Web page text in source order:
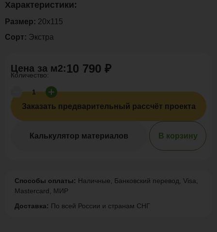
Цена за м2:10 790 ₽
Количество:
Заказать предварительный рассчёт проекта
Калькулятор материалов В корзину
Способы оплаты: Наличные, Банковский перевод, Visa,
Mastercard, МИР
Доставка: По всей России и странам СНГ
Характеристики:
Размер: 20x115
Сорт: Экстра